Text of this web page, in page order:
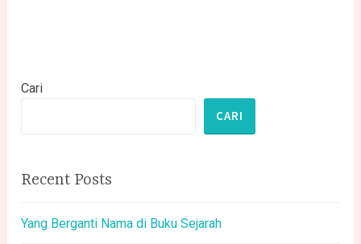
Cari
CARI
Recent Posts
Yang Berganti Nama di Buku Sejarah